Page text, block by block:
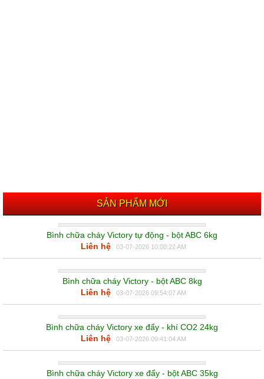
SẢN PHẨM MỚI
Bình chữa cháy Victory tự động - bột ABC 6kg
Liên hệ
03-07-2026 10:00:22 AM
Bình chữa cháy Victory - bột ABC 8kg
Liên hệ
03-07-2026 09:54:07 AM
Bình chữa cháy Victory xe đẩy - khí CO2 24kg
Liên hệ
03-07-2026 09:41:04 AM
Bình chữa cháy Victory xe đẩy - bột ABC 35kg